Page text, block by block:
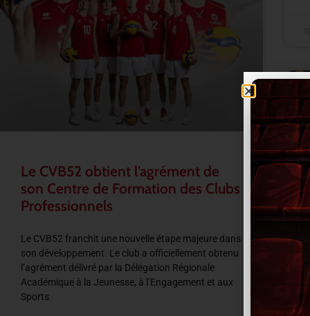
Le CVB52 obtient l’agrément de
son Centre de Formation des Clubs
Professionnels
Le CVB52 franchit une nouvelle étape majeure dans
son développement. Le club a officiellement obtenu
l’agrément délivré par la Délégation Régionale
Académique à la Jeunesse, à l’Engagement et aux
Sports